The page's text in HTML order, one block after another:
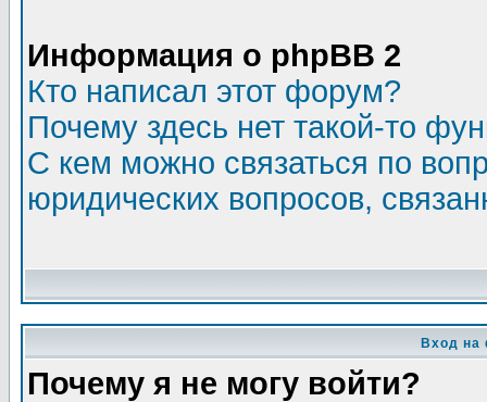
Информация о phpBB 2
Кто написал этот форум?
Почему здесь нет такой-то
С кем можно связаться по
юридических вопросов,
Вход на
Почему я не могу войти?